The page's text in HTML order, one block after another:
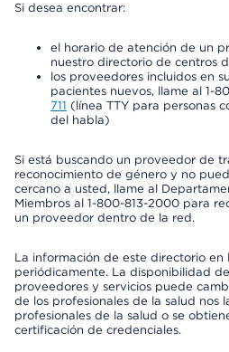
Si desea encontrar:
el horario de atención de un
nuestro directorio de centros
los proveedores incluidos en
pacientes nuevos, llame al 1-
711 (línea TTY para personas
del habla)
Si está buscando un proveedor de
reconocimiento de género y no
cercano a usted, llame al
Miembros al 1-800-813-2000 para
un proveedor dentro de la red.
La información de este directorio en
periódicamente. La disponibilidad
proveedores y servicios puede
de los profesionales de la salud nos
profesionales de la salud o se
certificación de credenciales.